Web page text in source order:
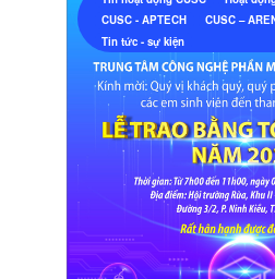
CUSC - APTECH
CUSC –
Tin tức - sự kiện